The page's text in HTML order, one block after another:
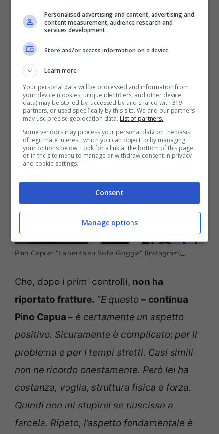
frattura al perone è qualcosa di risolvibile.
Quindi dipende tutto dalle condizioni del
crociato”.
“E’ complicato, ma lei ha
forza e costanza”
Pino Capua: “La verità su Sofia Goggia” (Instagram)_
Che, dopo i primi controlli, non ha
riportato fratture. “E questo – continua
Pino Capua – è certamente un aspetto
positivo. Sicuramente è complicato: per il
problema e per i tempi stretti. Casi simili
non ne ricordo onestamente. Però lei ha
costanza, voglia, struttura fisica e forza.
Quindi non mi stupirei se riuscisse a
farcela. Ripeto, l’aspetto fondamentale è
Personalised advertising and content, advertising and
content measurement, audience research and
services development
Store and/or access information on a device
Learn more
Your personal data will be processed and information from
your device (cookies, unique identifiers, and other device
data) may be stored by, accessed by and shared with 319
partners, or used specifically by this site. We and our partners
may use precise geolocation data. List of partners.
Some vendors may process your personal data on the basis
of legitimate interest, which you can object to by managing
your options below. Look for a link at the bottom of this page
or in the site menu to manage or withdraw consent in privacy
and cookie settings.
Consent
Manage options